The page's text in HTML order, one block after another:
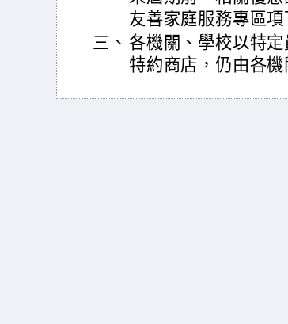
友善家庭服務專區項
三、 各機關、學校以特
特約商店，仍由各